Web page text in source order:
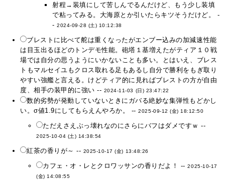
射程→装填にして苦しんでるんだけど、もう少し装填
で粘ってみる。大海原とか引いたらキツそうだけど。 -
-2024-09-28 (土) 10:12:38
ブレストに比べて舵は重くなったがエンブー込みの加減速性能
は目玉出るほどのトンデモ性能。砲塔１基増えたがティア１０戦
場では自分の思うようにいかないことも多い。とはいえ、ブレス
トもマルセイユもクロス取れる足もあるし自分で勝利をもぎ取り
やすい強艦と言える。けどティア的に見ればブレストの方が自由
度、相手の装甲的に強い -- 2024-11-03 (日) 23:47:22
数的劣勢が発動していないときにガバる絶妙な集弾性もどかし
い。σ値1.9にしてもらえんやろか。 --2025-09-12 (金) 18:12:50
ただえさえぶっ壊れなのにさらにバフはダメですｗ --
2025-10-04 (土) 14:38:54
紅茶の香りが～ -- 2025-10-17 (金) 13:48:26
カフェ・オ・レとクロワッサンの香りだよ！ --2025-10-17
(金) 14:08:55